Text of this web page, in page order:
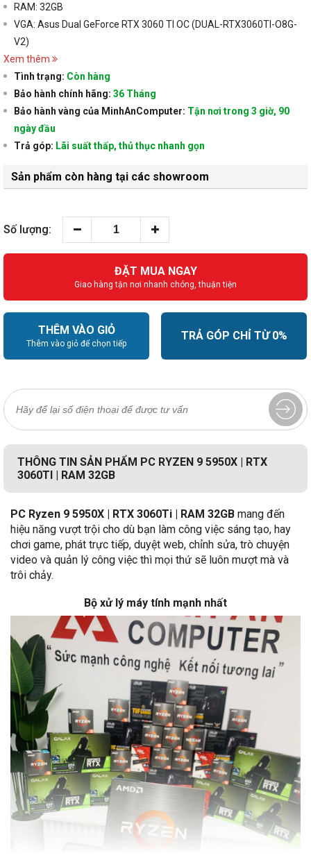
RAM: 32GB
VGA: Asus Dual GeForce RTX 3060 TI OC (DUAL-RTX3060TI-O8G-
V2)
Xem thêm
Tình trạng: Còn hàng
Bảo hành chính hãng: 36 Tháng
Bảo hành vàng của MinhAnComputer: Tận nơi trong 3 giờ, 90
ngày đầu
Trả góp: Lãi suất thấp, thủ thục nhanh gọn
Sản phẩm còn hàng tại các showroom
Số lượng:
ĐẶT MUA NGAY
Giao hàng tận nơi nhanh chóng, thuận tiện
THÊM VÀO GIỎ
Thêm vào giỏ để chọn tiếp
TRẢ GÓP CHỈ TỪ 0%
THÔNG TIN SẢN PHẨM PC RYZEN 9 5950X | RTX
3060TI | RAM 32GB
PC Ryzen 9 5950X | RTX 3060Ti | RAM 32GB mang đến
hiệu năng vượt trội cho dù bạn làm công việc sáng tạo, hay
chơi game, phát trực tiếp, duyệt web, chỉnh sửa, trò chuyện
video và quản lý công việc thì mọi thứ sẽ luôn mượt mà và
trôi chảy.
Bộ xử lý máy tính mạnh nhất